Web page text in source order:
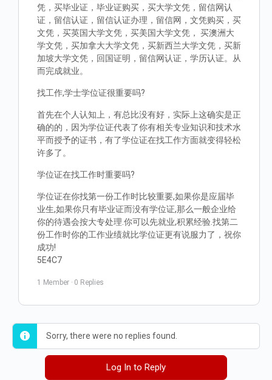
凭，买毕业证，毕业证购买，买大学文凭，留信网认
证，留信认证，留信认证办理，留信网，文凭购买，买
文凭，买英国大学文凭，买美国大学文凭， 买澳洲大
学文凭，买加拿大大学文凭，买新西兰大学文凭，买新
加坡大学文凭，回国证明，留信网认证，学历认证。从
而完成就业。
找工作,学士学位证很重要吗?
首先在个人认知上，有总比没有好，实际上这确实是正
确的的，因为学位证代表了你有相关专业知识和技术水
平而授予的证书，有了学位证在找工作方面就变得轻松
许多了。
学位证在找工作时重要吗?
学位证在你找第一份工作时比较重要,如果你是应届毕
业生,如果你只有毕业证而没有学位证,那么一般企业给
你的待遇会按大专处理.你可以先就业,积累经验.找第二
份工作时你的工作业绩就比学位证更有说服力了，祝你
成功!
5E4C7
1 Member · 0 Replies
Sorry, there were no replies found.
Log In to Reply